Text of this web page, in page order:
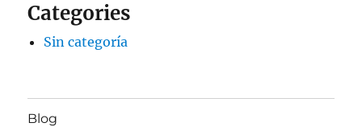
Categories
Sin categoría
Blog